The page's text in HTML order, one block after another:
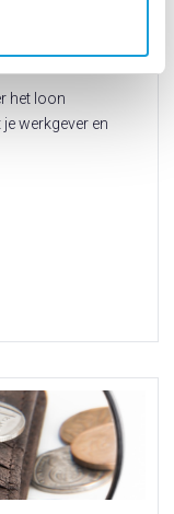
het loon
werkgever en